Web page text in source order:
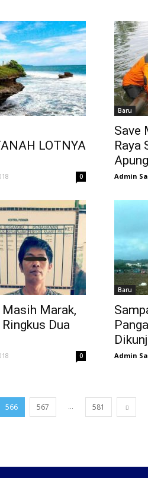
LOTNYA
0
Baru
Save
Raya
Apung
Admin
Marak,
Dua
0
Baru
Admin
566 567 ... 581